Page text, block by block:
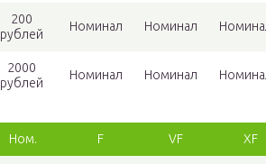
200
рублей
Номинал Номинал
2000
рублей
Номинал Номинал
Ном. F VF XF